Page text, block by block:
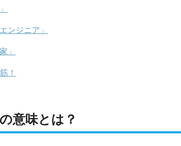
ンジニア」
」
！
意味とは？